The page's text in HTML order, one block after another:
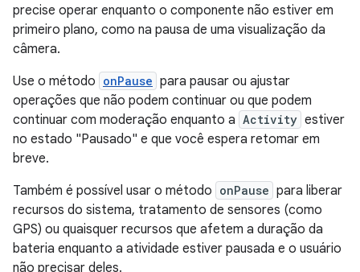
precise operar enquanto o componente não estiver em
primeiro plano, como na pausa de uma visualização da
câmera.
Use o método onPause para pausar ou ajustar
operações que não podem continuar ou que podem
continuar com moderação enquanto a Activity estiver
no estado "Pausado" e que você espera retomar em
breve.
Também é possível usar o método onPause para liberar
recursos do sistema, tratamento de sensores (como
GPS) ou quaisquer recursos que afetem a duração da
bateria enquanto a atividade estiver pausada e o usuário
não precisar deles.